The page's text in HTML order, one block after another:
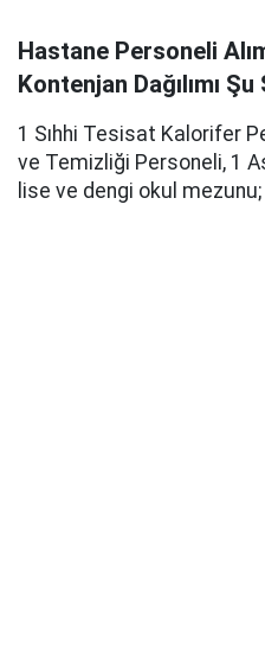
Hastane Personeli
Kontenjan Dağılımı
1 Sıhhi Tesisat Kalorifer
ve Temizliği Personeli, 1
lise ve dengi okul mezunu;